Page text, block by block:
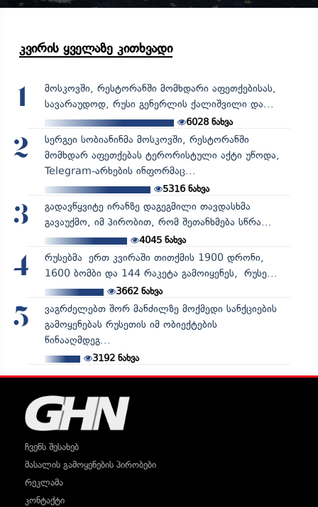
კვირის ყველაზე კითხვადი
1
მოსკოვში, რესტორანში მომხდარი აფეთქებისას,
სავარაუდოდ, რუსი გენერლის ქალიშვილი და...
6028 ნახვა
2
სერგეი სობიანინმა მოსკოვში, რესტორანში
მომხდარ აფეთქებას ტერორისტული აქტი უწოდა,
Telegram-არხების ინფორმაც...
5316ნახვა
3
გადავწყვიტე ირანზე დაგეგმილი თავდასხმა
გავაუქმო, იმ პირობით, რომ შეთანხმება სწრა...
4045ნახვა
4
რუსებმა ერთ კვირაში თითქმის 1900 დრონი,
1600 ბომბი და 144 რაკეტა გამოიყენეს, რუსე...
3662ნახვა
5
ვაგრძელებთ შორ მანძილზე მოქმედი სანქციების
გამოყენებას რუსეთის იმ ობიექტების
წინააღმდეგ...
3192ნახვა
ჩვენს შესახებ
მასალის გამოყენების პირობები
რეკლამა
კონტაქტი